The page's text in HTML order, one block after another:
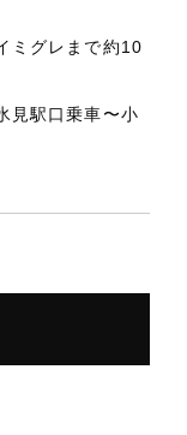
ミグレまで約10
見駅口乗車〜小